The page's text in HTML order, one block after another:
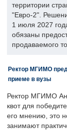
территории
"Евро-2".
1 июля 2027
обязаны
продаваемого
Ректор МГИМО
приеме в вузы
Ректор МГИМО
квот для
его мнению, это
занимают